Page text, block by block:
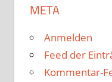
META
Anmelden
Feed der
Kommentar-